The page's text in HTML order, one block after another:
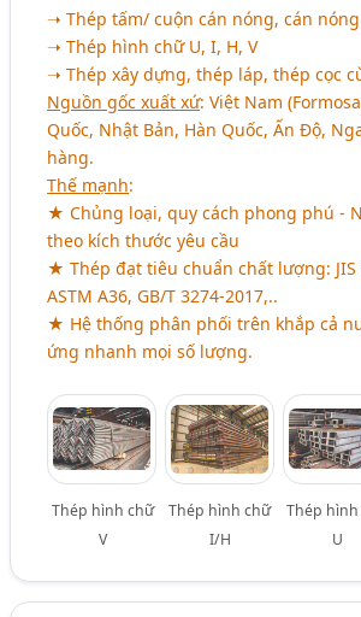
➝ Thép tấm/ cuộn cán nóng, cán
➝ Thép hình chữ U, I, H, V
➝ Thép xây dựng, thép láp, thép cọc
Nguồn gốc xuất xứ: Việt Nam
Quốc, Nhật Bản, Hàn Quốc, Ấn Độ,
hàng.
Thế mạnh:
★ Chủng loại, quy cách phong phú -
theo kích thước yêu cầu
★ Thép đạt tiêu chuẩn chất lượng: JIS
ASTM A36, GB/T 3274-2017,..
★ Hệ thống phân phối trên khắp cả
ứng nhanh mọi số lượng.
Thép hình chữ
V
Thép hình chữ
I/H
Thép
U